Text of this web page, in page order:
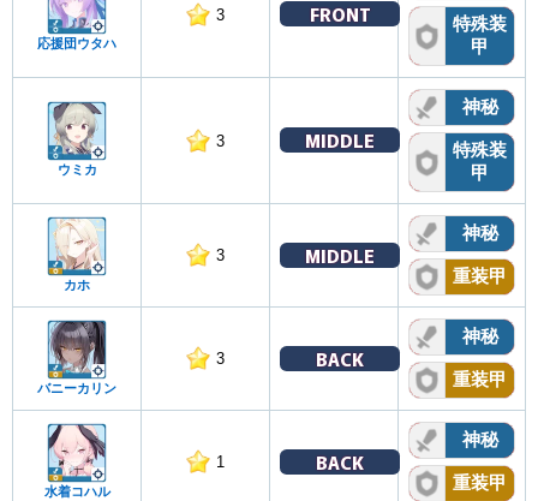
応援団ウタハ
3 FRONT
特殊装
甲
ウミカ
3 MIDDLE
神秘
特殊装
甲
カホ
3 MIDDLE
神秘
重装甲
バニーカリン
3 BACK
神秘
重装甲
水着コハル
1 BACK
神秘
重装甲